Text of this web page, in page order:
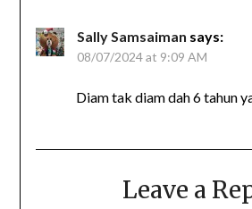
Sally Samsaiman says:
08/07/2024 at 9:09 AM
Diam tak diam dah 6 tahun
Leave a